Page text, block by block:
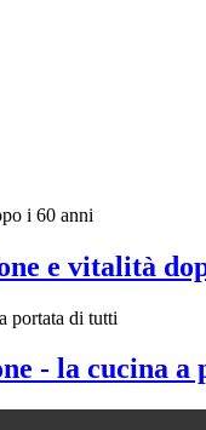
e vitalità
- la cucina